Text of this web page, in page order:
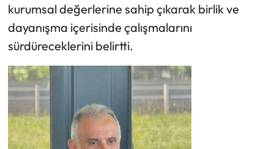
kurumsal değerlerine sahip çıkarak birlik ve
dayanışma içerisinde çalışmalarını
sürdüreceklerini belirtti.